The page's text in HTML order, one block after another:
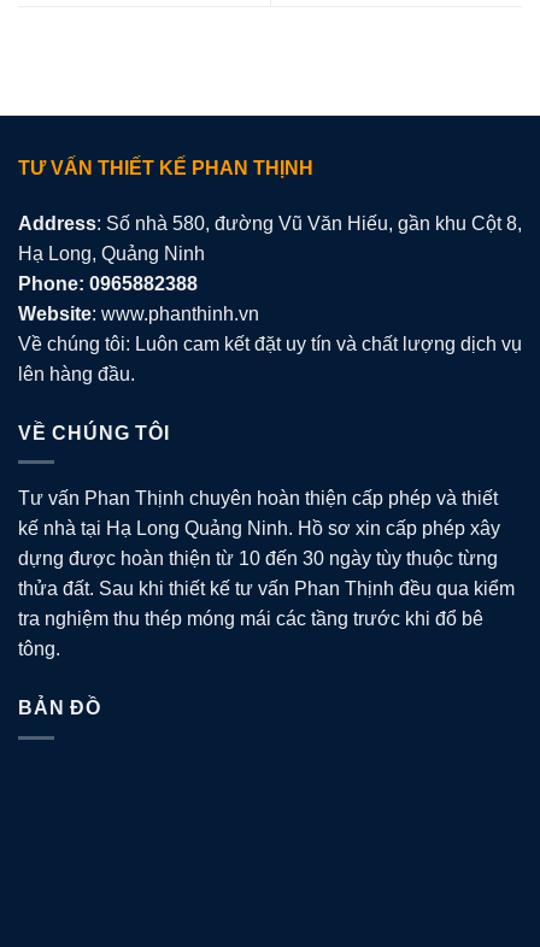
TƯ VẤN THIẾT KẾ PHAN THỊNH
Address: Số nhà 580, đường Vũ Văn Hiếu, gần khu Cột 8,
Hạ Long, Quảng Ninh
Phone: 0965882388
Website: www.phanthinh.vn
Về chúng tôi: Luôn cam kết đặt uy tín và chất lượng dịch vụ
lên hàng đầu.
VỀ CHÚNG TÔI
Tư vấn Phan Thịnh chuyên hoàn thiện cấp phép và thiết
kế nhà tại Hạ Long Quảng Ninh. Hồ sơ xin cấp phép xây
dựng được hoàn thiện từ 10 đến 30 ngày tùy thuộc từng
thửa đất. Sau khi thiết kế tư vấn Phan Thịnh đều qua kiểm
tra nghiệm thu thép móng mái các tầng trước khi đổ bê
tông.
BẢN ĐỒ